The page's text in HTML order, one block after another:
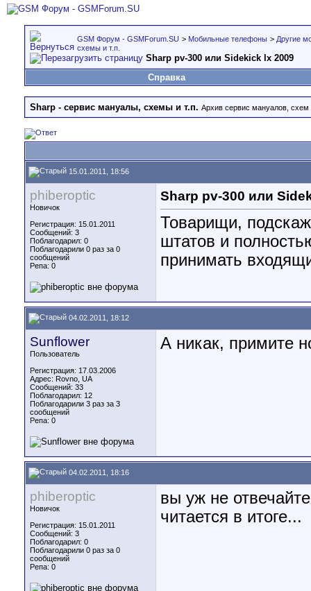
GSM Форум - GSMForum.SU > Мобильные телефоны > Другие
схемы и т.п.
Sharp pv-300 или Sidekick lx 2009
Справка
Sharp - cервис мануалы, схемы и т.п. Архив сервис мануалов,
15.01.2011, 18:56
phiberoptic
Новичок
Регистрация: 15.01.2011
Сообщений: 3
Поблагодарил: 0
Поблагодарили 0 раз за 0
сообщений
Репа: 0
Sharp pv-300 или
Товарищи,
штатов и
принимать
04.02.2011, 18:12
Sunflower
Пользователь
Регистрация: 17.03.2006
Адрес: Rovno, UA
Сообщений: 33
Поблагодарил: 12
Поблагодарили 3 раз за 3
сообщений
Репа: 0
А никак, примите
04.02.2011, 18:16
phiberoptic
Новичок
Регистрация: 15.01.2011
Сообщений: 3
Поблагодарил: 0
Поблагодарили 0 раз за 0
сообщений
Репа: 0
вы уж не
читается в итоге...